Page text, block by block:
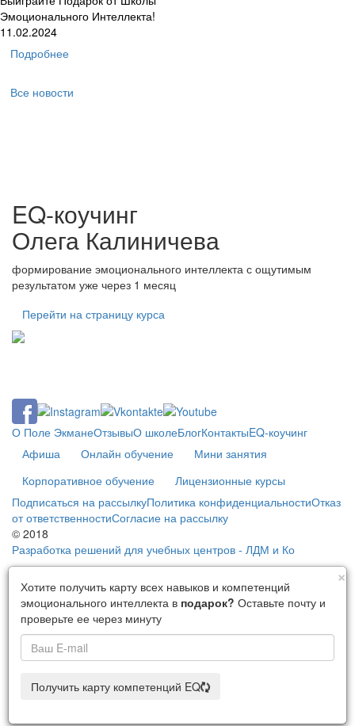
Эмоционального Интеллекта!
11.02.2024
Подробнее
Все новости
EQ-коучинг
Олега Калиничева
формирование эмоционального интеллекта с ощутимым
результатом уже через 1 месяц
Перейти на страницу курса
О Поле ЭкманеОтзывыО школеБлогКонтактыEQ-коучинг
Афиша
Онлайн обучение
Мини занятия
Корпоративное обучение
Лицензионные курсы
Подписаться на рассылкуПолитика конфиденциальностиОтказ
от ответственностиСогласие на рассылку
© 2018
Разработка решений для учебных центров - ЛДМ и Ко
×
Хотите получить карту всех навыков и компетенций
эмоционального интеллекта в подарок? Оставьте почту и
проверьте ее через минуту
Получить карту компетенций EQ